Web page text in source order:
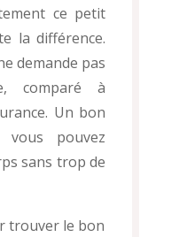
ce petit
la différence.
demande pas
comparé à
Un bon
pouvez
sans trop de
trouver le bon